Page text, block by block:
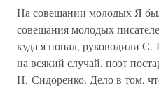
На совещании молодых Я
совещания молодых
куда я попал, руководили
на всякий случай, поэт
Н. Сидоренко. Дело в том,